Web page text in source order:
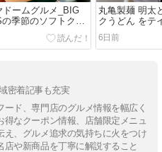
ドームグルメ_BIG
の季節のソフトクリ
ンゴー（2026年7
丸亀製麺 明太
クうどん をテ
うどん（2026
日）
6日前
密着記事も充実
ド、専門店のグルメ情報を幅広く
なクーポン情報、店舗限定メニュ
え、グルメ追求の気持ちに火をつけ
店や新商品を丁寧に解説すること